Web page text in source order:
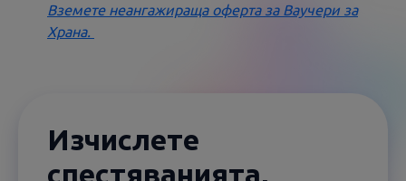
Вземете неангажираща оферта за Ваучери за
Храна.
Изчислете
спестяванията,